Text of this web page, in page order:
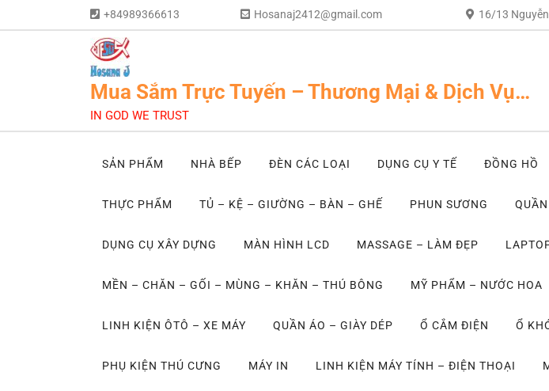
+84989366613 Hosanaj2412@gmail.com 16/13
Mua Sắm Trực Tuyến – Thương Mại & Dịch Vụ…
IN GOD WE TRUST
SẢN PHẨM NHÀ BẾP ĐÈN CÁC LOẠI DỤNG CỤ Y TẾ ĐỒNG HỒ
THỰC PHẨM TỦ – KỆ – GIƯỜNG – BÀN – GHẾ PHUN SƯƠNG
DỤNG CỤ XÂY DỰNG MÀN HÌNH LCD MASSAGE – LÀM ĐẸP
MỀN – CHĂN – GỐI – MÙNG – KHĂN – THÚ BÔNG MỸ PHẨM – NƯỚC HOA
LINH KIỆN ÔTÔ – XE MÁY QUẦN ÁO – GIÀY DÉP Ổ CẮM ĐIỆN Ổ
PHỤ KIỆN THÚ CƯNG MÁY IN LINH KIỆN MÁY TÍNH – ĐIỆN THOẠI